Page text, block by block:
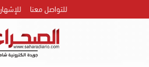
للتواصل معنا للإشهار